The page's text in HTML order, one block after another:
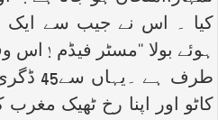
کیا ۔ اس نے جیب سے ایک
ہوئے بولا ‘‘مسٹر فیڈم !
طرف
کاٹو اور اپنا رخ ٹھیک